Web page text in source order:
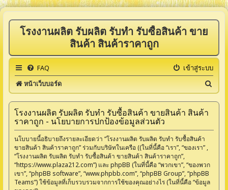
โรงงานผลิต รับผลิต รับทำ รับซื้อสินค้า ขาย
สินค้า สินค้าราคาถูก
FAQ
เข้าสู่ระบบ
หน้าเว็บบอร์ด
น
โรงงานผลิต รับผลิต รับทำ รับซื้อสินค้า ขายสินค้า สินค้า
ราคาถูก - นโยบายการปกป้องข้อมูลส่วนตัว
นโบบายนี้อธิบายถึงรายละเอียดว่า “โรงงานผลิต รับผลิต รับทำ รับซื้อสินค้า
ขายสินค้า สินค้าราคาถูก” ร่วมกับบริษัทในเครือ ((ในที่นี้คือ “เรา”, “ของเรา” ,
“โรงงานผลิต รับผลิต รับทำ รับซื้อสินค้า ขายสินค้า สินค้าราคาถูก”,
“https://www.plaza212.com”) และ phpBB (ในที่นี้คือ “พวกเขา”, “ของพวก
เขา”, “phpBB software”, “www.phpbb.com”, “phpBB Group”, “phpBB
Teams”) ใช้ข้อมูลที่เก็บรวบรวมจากการใช้ของคุณอย่างไร (ในที่นี้คือ “ข้อมูล